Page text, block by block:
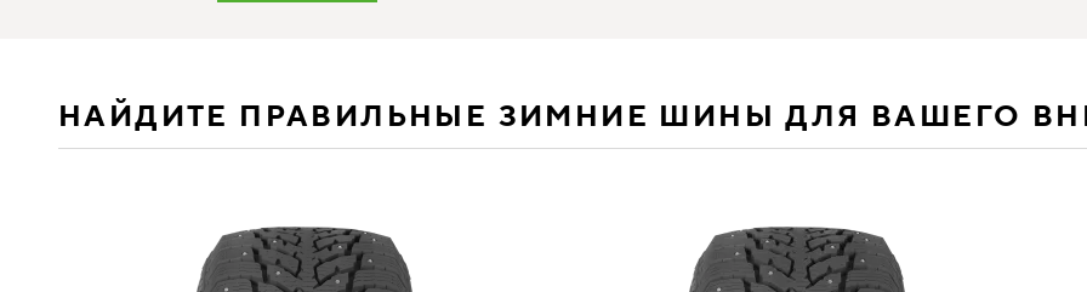
НАЙДИТЕ ПРАВИЛЬНЫЕ ЗИМНИЕ ШИНЫ ДЛЯ ВАШЕГО